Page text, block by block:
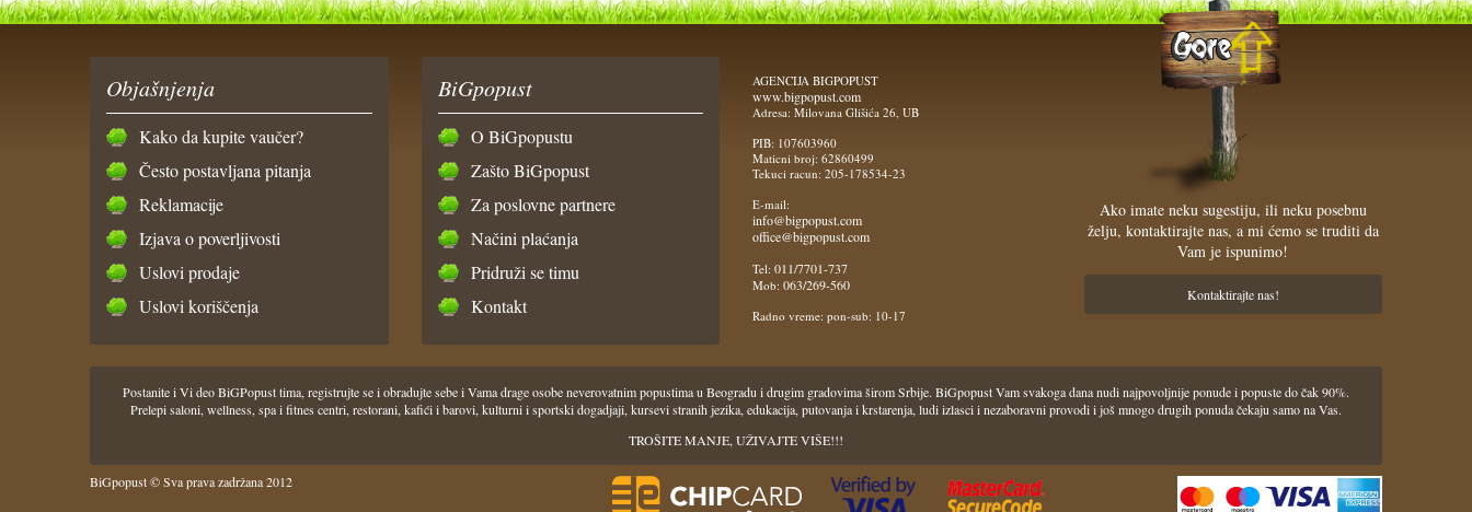
Objašnjenja
Kako da kupite vaučer?
Često postavljana pitanja
Reklamacije
Izjava o poverljivosti
Uslovi prodaje
Uslovi koriščenja
BiGpopust
O BiGpopustu
Zašto BiGpopust
Za poslovne partnere
Načini plaćanja
Pridruži se timu
Kontakt
AGENCIJA BIGPOPUST
www.bigpopust.com
Adresa: Milovana Glišića 26, UB
PIB: 107603960
Maticni broj: 62860499
Tekuci racun: 205-178534-23
E-mail:
info@bigpopust.com
office@bigpopust.com
Tel: 011/7701-737
Mob: 063/269-560
Radno vreme: pon-sub: 10-17
Ako imate neku sugestiju, ili neku posebnu
želju, kontaktirajte nas, a mi ćemo se truditi da
Vam je ispunimo!
Kontaktirajte nas!
Postanite i Vi deo BiGPopust tima, registrujte se i obradujte sebe i Vama drage osobe neverovatnim popustima u Beogradu i drugim gradovima širom Srbije. BiGpopust Vam svakoga dana nudi najpovoljnije ponude i popuste do čak 90%.
Prelepi saloni, wellness, spa i fitnes centri, restorani, kafići i barovi, kulturni i sportski dogadjaji, kursevi stranih jezika, edukacija, putovanja i krstarenja, ludi izlasci i nezaboravni provodi i još mnogo drugih ponuda čekaju samo na Vas.
TROŠITE MANJE, UŽIVAJTE VIŠE!!!
BiGpopust © Sva prava zadržana 2012